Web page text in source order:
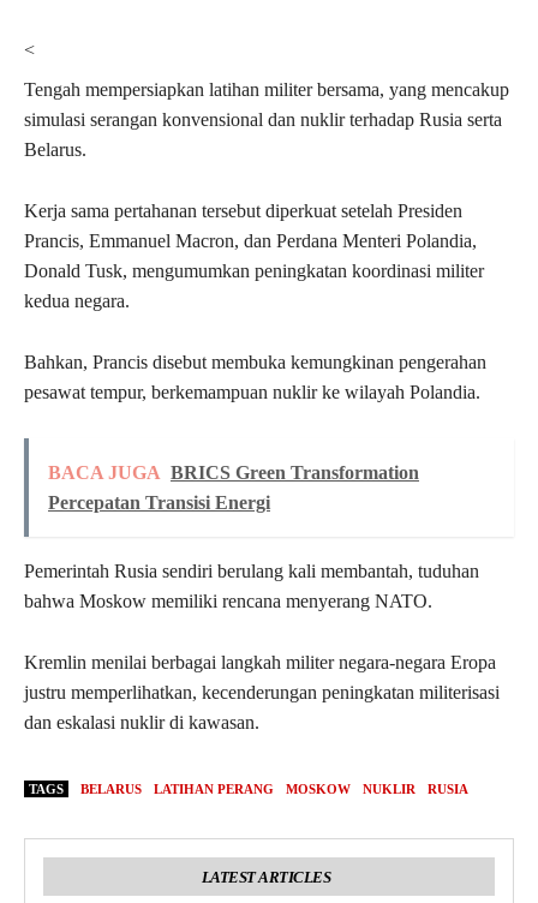
<
Tengah mempersiapkan latihan militer bersama, yang mencakup
simulasi serangan konvensional dan nuklir terhadap Rusia serta
Belarus.
Kerja sama pertahanan tersebut diperkuat setelah Presiden
Prancis, Emmanuel Macron, dan Perdana Menteri Polandia,
Donald Tusk, mengumumkan peningkatan koordinasi militer
kedua negara.
Bahkan, Prancis disebut membuka kemungkinan pengerahan
pesawat tempur, berkemampuan nuklir ke wilayah Polandia.
BACA JUGA BRICS Green Transformation
Percepatan Transisi Energi
Pemerintah Rusia sendiri berulang kali membantah, tuduhan
bahwa Moskow memiliki rencana menyerang NATO.
Kremlin menilai berbagai langkah militer negara-negara Eropa
justru memperlihatkan, kecenderungan peningkatan militerisasi
dan eskalasi nuklir di kawasan.
TAGS BELARUS LATIHAN PERANG MOSKOW NUKLIR RUSIA
LATEST ARTICLES